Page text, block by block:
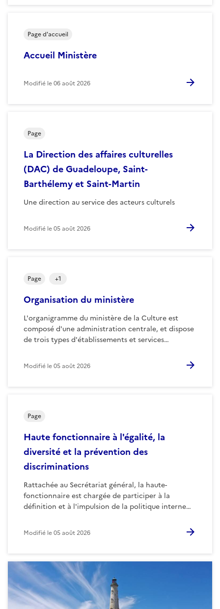
Accueil Ministère
Page d'accueil
Modifié le06 août 2026
La Direction des affaires culturelles
(DAC) de Guadeloupe, Saint-
Barthélemy et Saint-Martin
Une direction au service des acteurs culturels
Page
Modifié le05 août 2026
Organisation du ministère
L'organigramme du ministère de la Culture est
composé d'une administration centrale, et dispose
de trois types d'établissements et services…
Page +1
Modifié le05 août 2026
Haute fonctionnaire à l'égalité, la
diversité et la prévention des
discriminations
Rattachée au Secrétariat général, la haute-
fonctionnaire est chargée de participer à la
définition et à l'impulsion de la politique interne…
Page
Modifié le05 août 2026